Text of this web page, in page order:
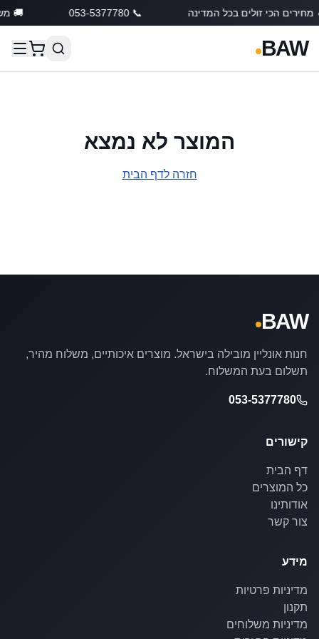
מחירים הכי זולים בכל המדינה 📞 053-5377780
🚚
BAW
המוצר לא נמצא
חזרה לדף הבית
BAW
חנות אונליין מובילה בישראל. מוצרים איכותיים, משלוח מהיר,
תשלום בעת המשלוח.
053-5377780
קישורים
דף הבית
כל המוצרים
אודותינו
צור קשר
מידע
מדיניות פרטיות
תקנון
מדיניות משלוחים